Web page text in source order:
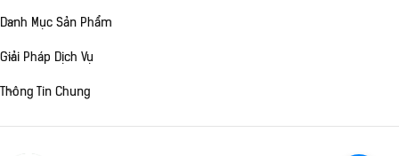
Danh Mục Sản Phẩm
Giải Pháp Dịch Vụ
Thông Tin Chung